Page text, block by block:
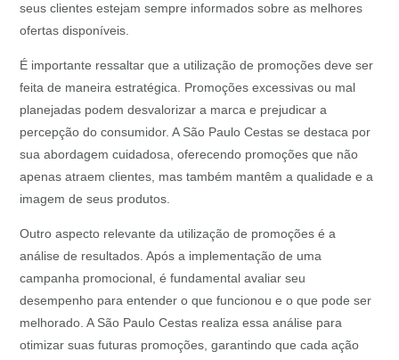
seus clientes estejam sempre informados sobre as melhores
ofertas disponíveis.
É importante ressaltar que a utilização de promoções deve ser
feita de maneira estratégica. Promoções excessivas ou mal
planejadas podem desvalorizar a marca e prejudicar a
percepção do consumidor. A São Paulo Cestas se destaca por
sua abordagem cuidadosa, oferecendo promoções que não
apenas atraem clientes, mas também mantêm a qualidade e a
imagem de seus produtos.
Outro aspecto relevante da utilização de promoções é a
análise de resultados. Após a implementação de uma
campanha promocional, é fundamental avaliar seu
desempenho para entender o que funcionou e o que pode ser
melhorado. A São Paulo Cestas realiza essa análise para
otimizar suas futuras promoções, garantindo que cada ação